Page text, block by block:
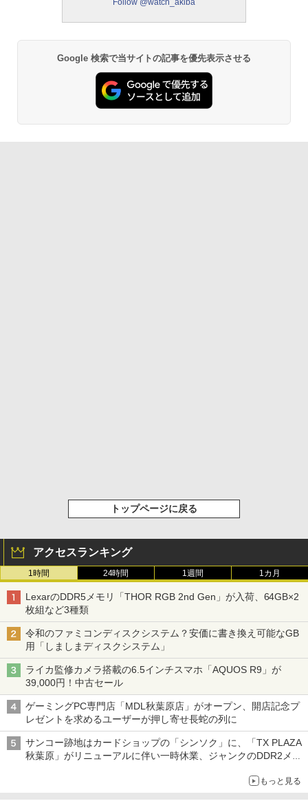
Follow @watch_akiba
Google 検索で当サイトの記事を優先表示させる
トップページに戻る
アクセスランキング
1時間 24時間 1週間 1カ月
LexarのDDR5メモリ「THOR RGB 2nd Gen」が入荷、64GB×2
枚組など3種類
令和のファミコンディスクシステム？安価に書き換え可能なGB
用「しましまディスクシステム」
ライカ監修カメラ搭載の6.5インチスマホ「AQUOS R9」が
39,000円！中古セール
ゲーミングPC専門店「MDL秋葉原店」がオープン、開店記念プ
レゼントを求めるユーザーが押し寄せ長蛇の列に
サンコー跡地はカードショップの「シンソク」に、「TX PLAZA
秋葉原」がリニューアルに伴い一時休業、ジャンクのDDR2メモ
もっと見る